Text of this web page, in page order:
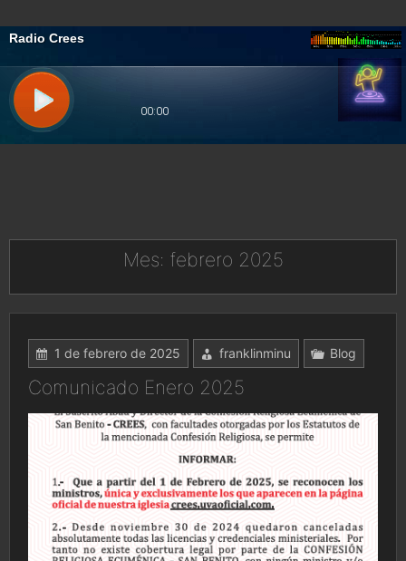
Mes: febrero 2025
1 de febrero de 2025 franklinminu Blog
Comunicado Enero 2025